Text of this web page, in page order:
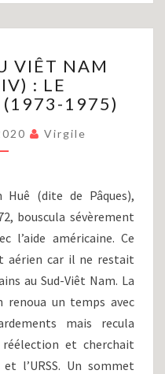
VIÊT NAM
: LE
(1973-1975)
Virgile
Huê (dite de Pâques),
bouscula sévèrement
l’aide américaine. Ce
aérien car il ne restait
au Sud-Viêt Nam. La
renoua un temps avec
mais recula
et cherchait
l’URSS. Un sommet